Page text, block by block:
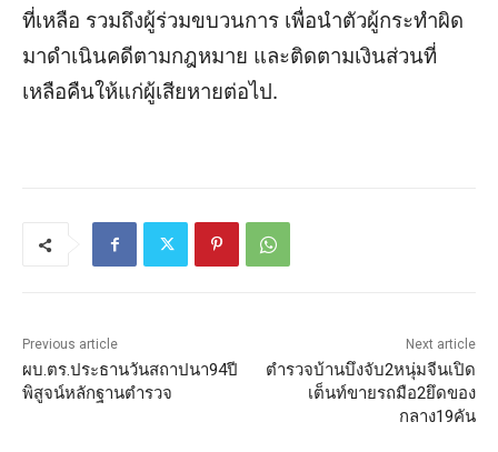
ที่เหลือ รวมถึงผู้ร่วมขบวนการ เพื่อนำตัวผู้กระทำผิด
มาดำเนินคดีตามกฎหมาย และติดตามเงินส่วนที่
เหลือคืนให้แก่ผู้เสียหายต่อไป.
Previous article
ผบ.ตร.ประธานวันสถาปนา94ปี
พิสูจน์หลักฐานตำรวจ
Next article
ตำรวจบ้านบึงจับ2หนุ่มจีนเปิด
เต็นท์ขายรถมือ2ยึดของ
กลาง19คัน